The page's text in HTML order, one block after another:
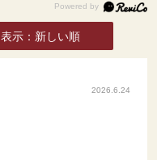
表示：新しい順
2026.6.24